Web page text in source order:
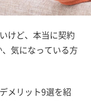
けど、本当に契約
気になっている方
メリット9選を紹